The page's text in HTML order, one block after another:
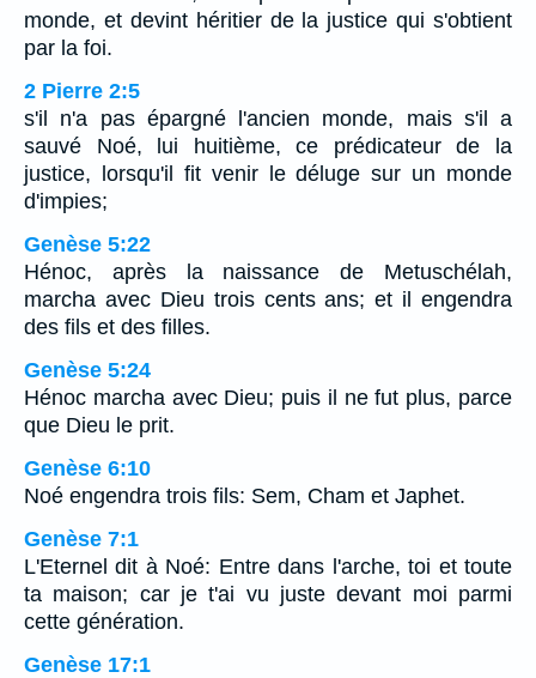
monde, et devint héritier de la justice qui s'obtient
par la foi.
2 Pierre 2:5
s'il n'a pas épargné l'ancien monde, mais s'il a
sauvé Noé, lui huitième, ce prédicateur de la
justice, lorsqu'il fit venir le déluge sur un monde
d'impies;
Genèse 5:22
Hénoc, après la naissance de Metuschélah,
marcha avec Dieu trois cents ans; et il engendra
des fils et des filles.
Genèse 5:24
Hénoc marcha avec Dieu; puis il ne fut plus, parce
que Dieu le prit.
Genèse 6:10
Noé engendra trois fils: Sem, Cham et Japhet.
Genèse 7:1
L'Eternel dit à Noé: Entre dans l'arche, toi et toute
ta maison; car je t'ai vu juste devant moi parmi
cette génération.
Genèse 17:1